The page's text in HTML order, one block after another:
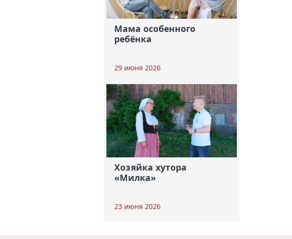
Мама особенного
ребёнка
29 июня 2026
Хозяйка хутора
«Милка»
23 июня 2026